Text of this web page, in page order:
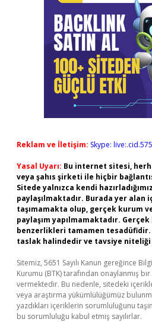
Reklam ve İletişim: Skype:
Yasal Uyarı: Bu internet sitesi,
veya şahıs şirketi ile hiçbir
Sitede yalnızca kendi
paylaşılmaktadır. Burada yer
taşımamakta olup, gerçek kurum
paylaşım yapılmamaktadır.
benzerlikleri tamamen
taslak halindedir ve tavsiye niteliği
Sitemiz, 5651 Sayılı Kanun gereğince
Kurumu (BTK) tarafından onaylanmış
vermektedir. Bu nedenle, sitedeki
veya araştırma yükümlülüğümüz
yazdıkları içeriklerin sorumluluğunu
bu sorumluluğu kabul etmiş sayılırlar.